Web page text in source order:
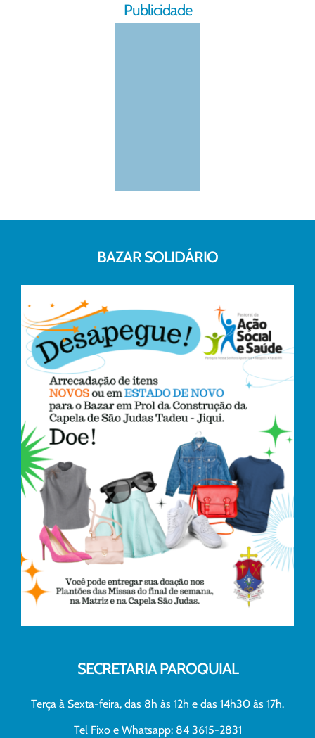
Publicidade
BAZAR SOLIDÁRIO
SECRETARIA PAROQUIAL
Terça à Sexta-feira, das 8h às 12h e das 14h30 às 17h.
Tel Fixo e Whatsapp: 84 3615-2831